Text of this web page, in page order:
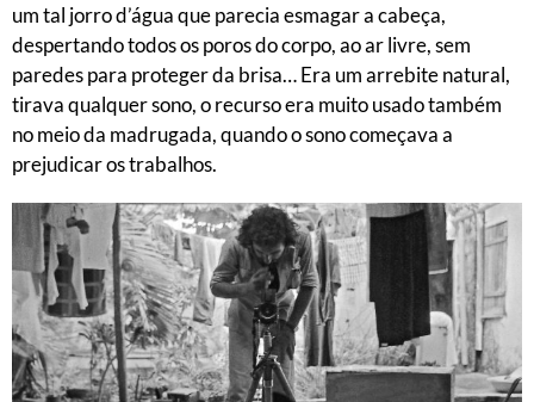
um tal jorro d’água que parecia esmagar a cabeça,
despertando todos os poros do corpo, ao ar livre, sem
paredes para proteger da brisa… Era um arrebite natural,
tirava qualquer sono, o recurso era muito usado também
no meio da madrugada, quando o sono começava a
prejudicar os trabalhos.